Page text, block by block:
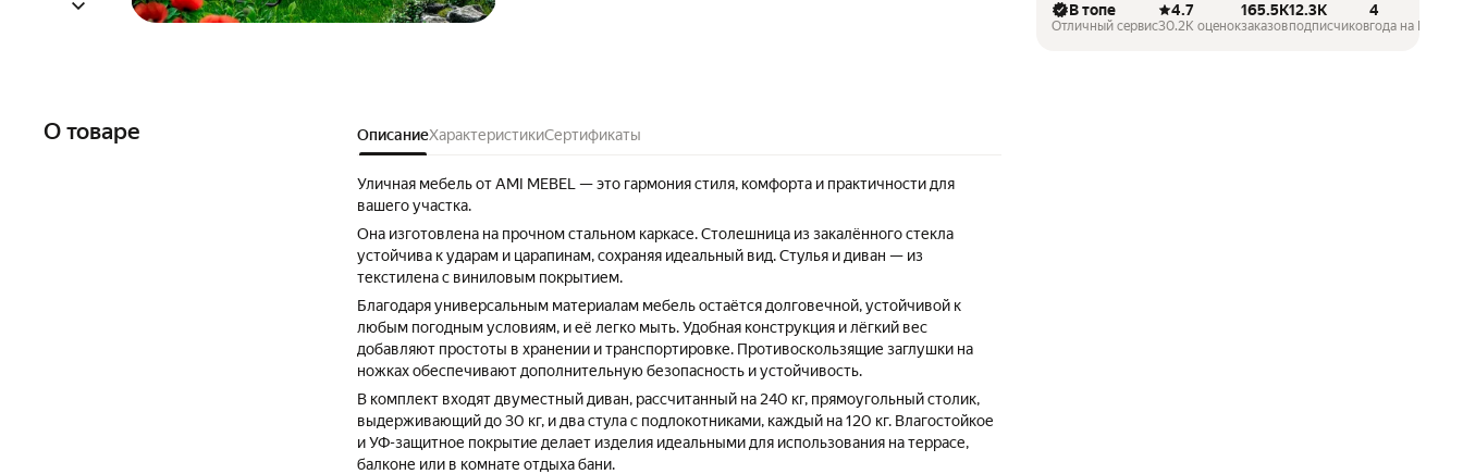
В топе
Отличный сервис
4.7
30.2K оценок
165.5K
заказов
12.3K
подписчиков
4
года на
О товаре ОписаниеХарактеристикиСертификаты
Уличная мебель от AMI MEBEL — это гармония стиля, комфорта и практичности для
вашего участка.
Она изготовлена на прочном стальном каркасе. Столешница из закалённого стекла
устойчива к ударам и царапинам, сохраняя идеальный вид. Стулья и диван — из
текстилена с виниловым покрытием.
Благодаря универсальным материалам мебель остаётся долговечной, устойчивой к
любым погодным условиям, и её легко мыть. Удобная конструкция и лёгкий вес
добавляют простоты в хранении и транспортировке. Противоскользящие заглушки на
ножках обеспечивают дополнительную безопасность и устойчивость.
В комплект входят двуместный диван, рассчитанный на 240 кг, прямоугольный столик,
выдерживающий до 30 кг, и два стула с подлокотниками, каждый на 120 кг. Влагостойкое
и УФ-защитное покрытие делает изделия идеальными для использования на террасе,
балконе или в комнате отдыха бани.